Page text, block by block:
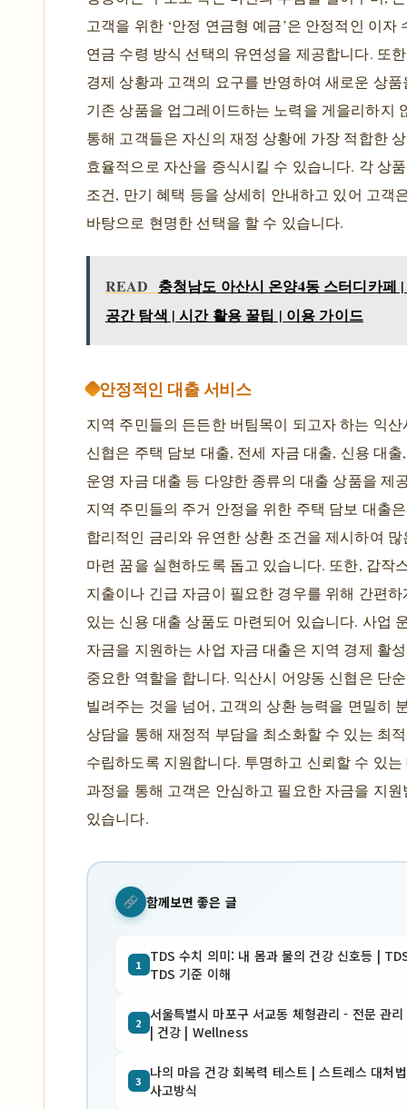
고객을 위한 ‘안정 연금형 예금’은 안정적인 이자
연금 수령 방식 선택의 유연성을 제공합니다. 또
경제 상황과 고객의 요구를 반영하여 새로운 상
기존 상품을 업그레이드하는 노력을 게을리하지
통해 고객들은 자신의 재정 상황에 가장 적합한
효율적으로 자산을 증식시킬 수 있습니다. 각 상
조건, 만기 혜택 등을 상세히 안내하고 있어 고객
바탕으로 현명한 선택을 할 수 있습니다.
READ 충청남도 아산시 온양4동 스터디카페
공간 탐색 | 시간 활용 꿀팁 | 이용 가이드
안정적인 대출 서비스
지역 주민들의 든든한 버팀목이 되고자 하는 익
신협은 주택 담보 대출, 전세 자금 대출, 신용 대
운영 자금 대출 등 다양한 종류의 대출 상품을 제
지역 주민들의 주거 안정을 위한 주택 담보 대출
합리적인 금리와 유연한 상환 조건을 제시하여
마련 꿈을 실현하도록 돕고 있습니다. 또한, 갑작
지출이나 긴급 자금이 필요한 경우를 위해 간편
있는 신용 대출 상품도 마련되어 있습니다. 사업
자금을 지원하는 사업 자금 대출은 지역 경제 활
중요한 역할을 합니다. 익산시 어양동 신협은 단
빌려주는 것을 넘어, 고객의 상환 능력을 면밀히
상담을 통해 재정적 부담을 최소화할 수 있는 최
수립하도록 지원합니다. 투명하고 신뢰할 수 있
과정을 통해 고객은 안심하고 필요한 자금을 지원
있습니다.
함께보면 좋은 글
1 TDS 수치 의미: 내 몸과 물의 건강 신호등 |
TDS 기준 이해
2 서울특별시 마포구 서교동 체형관리 - 전문 관
| 건강 | Wellness
3 나의 마음 건강 회복력 테스트 | 스트레스 대처
사고방식